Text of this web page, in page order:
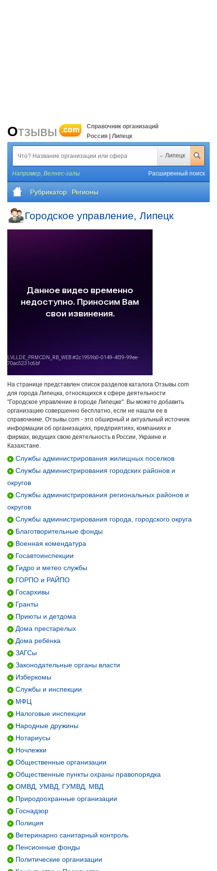
Отзывы .com
Справочник организаций
Россия | Липецк
Липецк
Например, Велнес-залы Расширенный поиск
Рубрикатор Регионы
Городское управление, Липецк
На странице представлен список разделов каталога Отзывы.com
для города Липецка, относящихся к сфере деятельности
"Городское управление в городе Липецке". Вы можете добавить
организацию совершенно бесплатно, если не нашли ее в
справочнике. Отзывы.com - это обширный и актуальный источник
информации об организациях, предприятиях, компаниях и
фирмах, ведущих свою деятельность в России, Украине и
Казахстане.
Службы администрирования жилищных поселков
Службы администрирования городских районов и
округов
Службы администрирования региональных районов и
округов
Службы администрирования города, городского округа
Благотворительные фонды
Военная комендатура
Госавтоинспекции
Гидро и метео службы
ГОРПО и РАЙПО
Госархивы
Гранты
Приюты и детдома
Дома престарелых
Дома ребёнка
ЗАГСы
Законодательные органы власти
Изберкомы
Службы и инспекции
МФЦ
Налоговые инспекции
Народные дружины
Нотариусы
Ночлежки
Общественные организации
Общественные пункты охраны правопорядка
ОМВД, УМВД, ГУМВД, МВД
Природоохранные организации
Госнадзор
Полиция
Ветеринарно санитарный контроль
Пенсионные фонды
Политические организации